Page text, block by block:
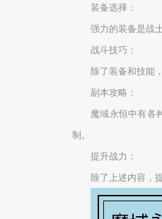
装备选择：
强力的装备是战
战斗技巧：
除了装备和技能
副本攻略：
魔域永恒中有各
制。
提升战力：
除了上述内容，